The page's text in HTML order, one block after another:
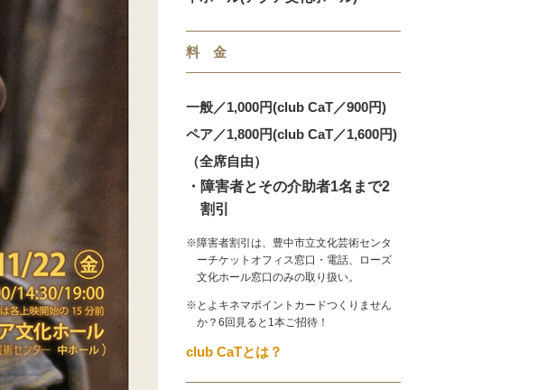
料 金
一般／1,000円(club CaT／900円)
ペア／1,800円(club CaT／1,600円)
（全席自由）
・障害者とその介助者1名まで2
割引
※障害者割引は、豊中市立文化芸術センタ
ーチケットオフィス窓口・電話、ローズ
文化ホール窓口のみの取り扱い。
※とよキネマポイントカードつくりません
か？6回見ると1本ご招待！
club CaTとは？